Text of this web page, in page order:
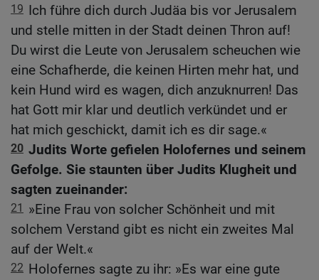
19 Ich führe dich durch Judäa bis vor Jerusalem
und stelle mitten in der Stadt deinen Thron auf!
Du wirst die Leute von Jerusalem scheuchen wie
eine Schafherde, die keinen Hirten mehr hat, und
kein Hund wird es wagen, dich anzuknurren! Das
hat Gott mir klar und deutlich verkündet und er
hat mich geschickt, damit ich es dir sage.«
20 Judits Worte gefielen Holofernes und seinem
Gefolge. Sie staunten über Judits Klugheit und
sagten zueinander:
21
»Eine Frau von solcher Schönheit und mit
solchem Verstand gibt es nicht ein zweites Mal
auf der Welt.«
22 Holofernes sagte zu ihr: »Es war eine gute